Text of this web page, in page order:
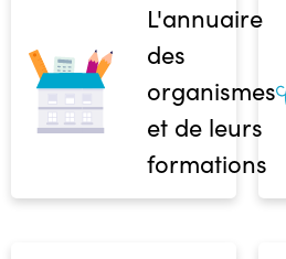
L'annuaire
des
organismes
et de leurs
formations